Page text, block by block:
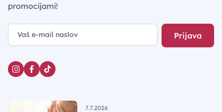
promocijami!
Prijava
7.7.2026